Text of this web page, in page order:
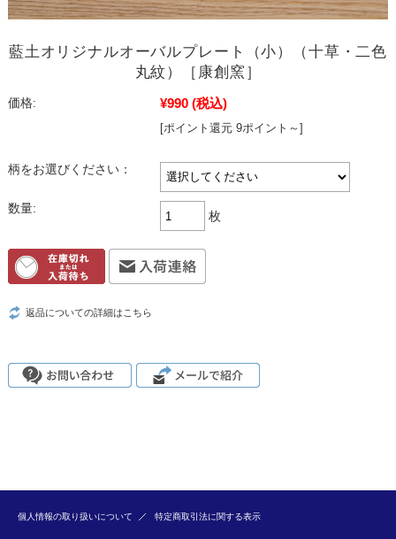
藍土オリジナルオーバルプレート（小）（十草・二色
丸紋）［康創窯］
価格: ¥990 (税込)
[ポイント還元 9ポイント～]
柄をお選びください：
数量:
枚
返品についての詳細はこちら
個人情報の取り扱いについて 特定商取引法に関する表示